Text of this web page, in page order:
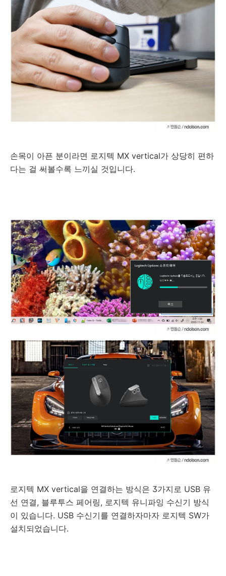
손목이 아픈 분이라면 로지텍 MX vertical가 상당히 편하
다는 걸 써볼수록 느끼실 것입니다.
로지텍 MX vertical을 연결하는 방식은 3가지로 USB 유
선 연결, 블루투스 페어링, 로지텍 유니파잉 수신기 방식
이 있습니다. USB 수신기를 연결하자마자 로지텍 SW가
설치되었습니다.